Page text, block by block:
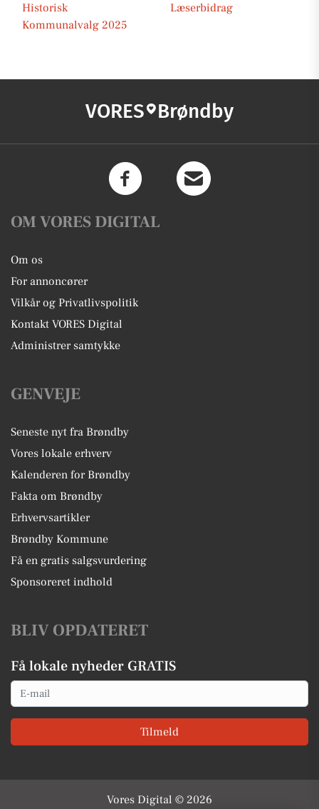
Historisk
Læserbidrag
Kommunalvalg 2025
VORES Brøndby
OM VORES DIGITAL
Om os
For annoncører
Vilkår og Privatlivspolitik
Kontakt VORES Digital
Administrer samtykke
GENVEJE
Seneste nyt fra Brøndby
Vores lokale erhverv
Kalenderen for Brøndby
Fakta om Brøndby
Erhvervsartikler
Brøndby Kommune
Få en gratis salgsvurdering
Sponsoreret indhold
BLIV OPDATERET
Få lokale nyheder GRATIS
Email
Tilmeld
Vores Digital © 2026